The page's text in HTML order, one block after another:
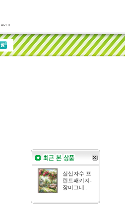
실십자수 프
린트패키지-
장미그네..